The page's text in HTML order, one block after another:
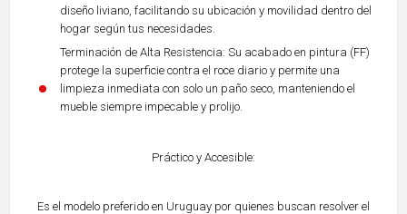
diseño liviano, facilitando su ubicación y movilidad dentro del
hogar según tus necesidades.
Terminación de Alta Resistencia: Su acabado en pintura (FF)
protege la superficie contra el roce diario y permite una
limpieza inmediata con solo un paño seco, manteniendo el
mueble siempre impecable y prolijo.
Práctico y Accesible:
Es el modelo preferido en Uruguay por quienes buscan resolver el